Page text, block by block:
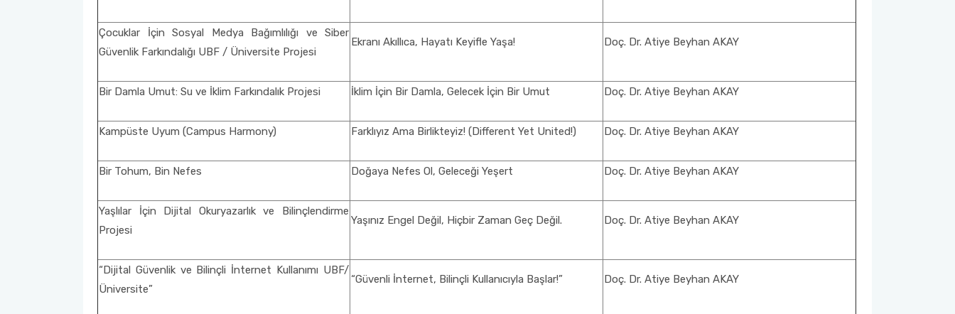
Çocuklar İçin Sosyal Medya Bağımlılığı ve Siber
Güvenlik Farkındalığı UBF / Üniversite Projesi
Ekranı Akıllıca, Hayatı Keyifle Yaşa! Doç. Dr. Atiye Beyhan AKAY
Bir Damla Umut: Su ve İklim Farkındalık Projesi İklim İçin Bir Damla, Gelecek İçin Bir Umut Doç. Dr. Atiye Beyhan AKAY
Kampüste Uyum (Campus Harmony) Farklıyız Ama Birlikteyiz! (Different Yet United!) Doç. Dr. Atiye Beyhan AKAY
Bir Tohum, Bin Nefes Doğaya Nefes Ol, Geleceği Yeşert Doç. Dr. Atiye Beyhan AKAY
Yaşlılar İçin Dijital Okuryazarlık ve Bilinçlendirme
Projesi
Yaşınız Engel Değil, Hiçbir Zaman Geç Değil. Doç. Dr. Atiye Beyhan AKAY
“Dijital Güvenlik ve Bilinçli İnternet Kullanımı UBF/
Üniversite”
“Güvenli İnternet, Bilinçli Kullanıcıyla Başlar!” Doç. Dr. Atiye Beyhan AKAY